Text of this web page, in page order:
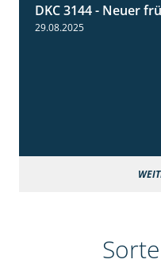
DKC 3144 - Neuer
29.08.2025